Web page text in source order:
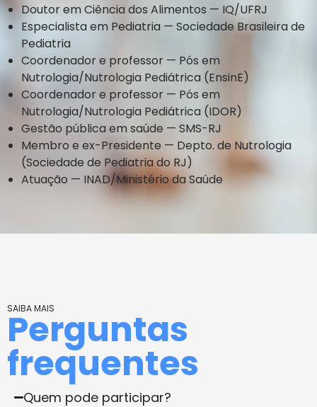
Doutor em Ciência dos Alimentos — IQ/UFRJ
Especialista em Pediatria — Sociedade Brasileira de
Pediatria
Coordenador e professor — Pós em
Nutrologia/Nutrologia Pediátrica (EnsinE)
Coordenador e professor — Pós em
Nutrologia/Nutrologia Pediátrica (IDOR)
Gestão pública em saúde — SMS-RJ
Membro e ex-Presidente — Depto. de Nutrologia
(Sociedade de Pediatria do RJ)
Atuação — INAD/Ministério da Saúde
SAIBA MAIS
Perguntas
frequentes
Quem pode participar?